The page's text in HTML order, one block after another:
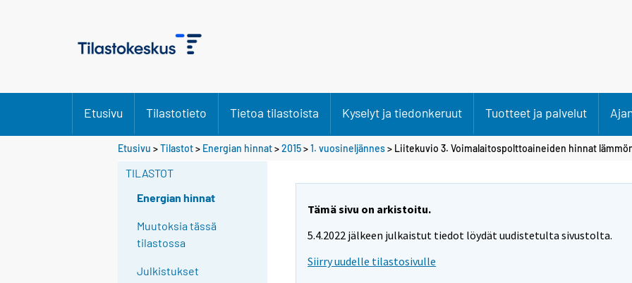
Etusivu Tilastotieto Tietoa tilastoista Kyselyt ja tiedonkeruut Tuotteet ja palvelut
Etusivu >Tilastot> Energian hinnat>2015>1. vuosineljännes> Liitekuvio 3. Voimalaitospolttoaineiden hinnat
TILASTOT
Energian hinnat
Muutoksia tässä
tilastossa
Julkistukset
Tämä sivu on arkistoitu.
5.4.2022 jälkeen julkaistut tiedot löydät uudistetulta sivustolta.
Siirry uudelle tilastosivulle